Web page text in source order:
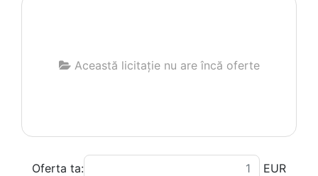
Această licitație nu are încă oferte
Oferta ta: EUR